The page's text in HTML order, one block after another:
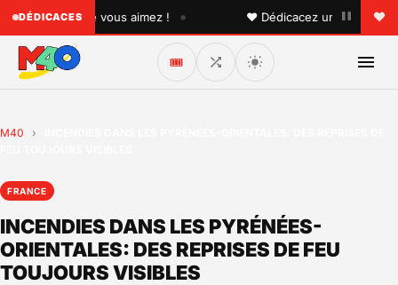
DÉDICACESque vous aimez ! • ♥ Dédicacez un titre à vos
🎟️
M40 ›
FRANCE
INCENDIES DANS LES PYRÉNÉES-
ORIENTALES: DES REPRISES DE FEU
TOUJOURS VISIBLES